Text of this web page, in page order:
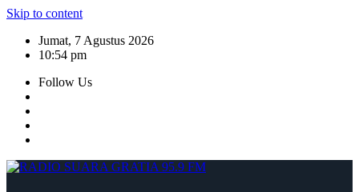
Skip to content
Jumat, 7 Agustus 2026
10:54 pm
Follow Us